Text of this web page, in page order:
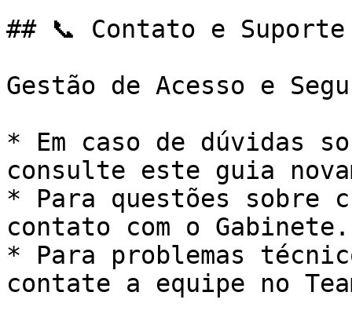
## 📞 Contato e Suporte
Gestão de Acesso e
* Em caso de dúvidas
consulte este guia
* Para questões sobre
contato com o Gabinete.
* Para problemas
contate a equipe no